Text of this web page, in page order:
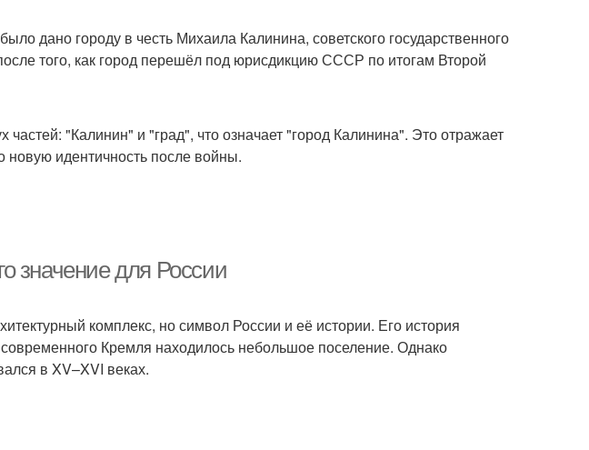
дано городу в честь Михаила Калинина, советского государственного
того, как город перешёл под юрисдикцию СССР по итогам Второй
частей: "Калинин" и "град", что означает "город Калинина". Это отражает
новую идентичность после войны.
значение для России
комплекс, но символ России и её истории. Его история
современного Кремля находилось небольшое поселение. Однако
в XV–XVI веках.